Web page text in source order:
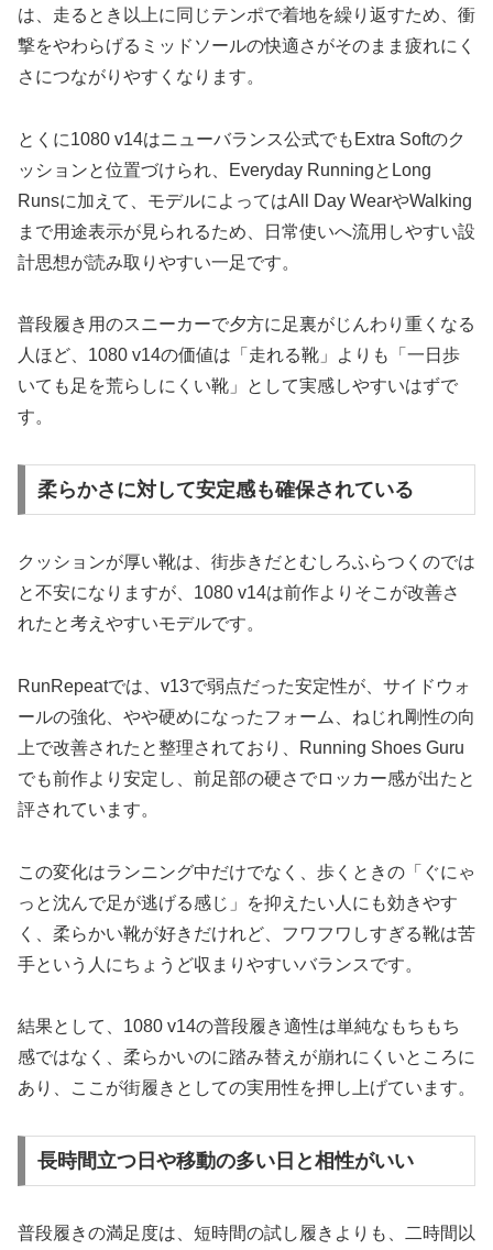
は、走るとき以上に同じテンポで着地を繰り返すため、衝
撃をやわらげるミッドソールの快適さがそのまま疲れにく
さにつながりやすくなります。
とくに1080 v14はニューバランス公式でもExtra Softのク
ッションと位置づけられ、Everyday RunningとLong
Runsに加えて、モデルによってはAll Day WearやWalking
まで用途表示が見られるため、日常使いへ流用しやすい設
計思想が読み取りやすい一足です。
普段履き用のスニーカーで夕方に足裏がじんわり重くなる
人ほど、1080 v14の価値は「走れる靴」よりも「一日歩
いても足を荒らしにくい靴」として実感しやすいはずで
す。
柔らかさに対して安定感も確保されている
クッションが厚い靴は、街歩きだとむしろふらつくのでは
と不安になりますが、1080 v14は前作よりそこが改善さ
れたと考えやすいモデルです。
RunRepeatでは、v13で弱点だった安定性が、サイドウォ
ールの強化、やや硬めになったフォーム、ねじれ剛性の向
上で改善されたと整理されており、Running Shoes Guru
でも前作より安定し、前足部の硬さでロッカー感が出たと
評されています。
この変化はランニング中だけでなく、歩くときの「ぐにゃ
っと沈んで足が逃げる感じ」を抑えたい人にも効きやす
く、柔らかい靴が好きだけれど、フワフワしすぎる靴は苦
手という人にちょうど収まりやすいバランスです。
結果として、1080 v14の普段履き適性は単純なもちもち
感ではなく、柔らかいのに踏み替えが崩れにくいところに
あり、ここが街履きとしての実用性を押し上げています。
長時間立つ日や移動の多い日と相性がいい
普段履きの満足度は、短時間の試し履きよりも、二時間以